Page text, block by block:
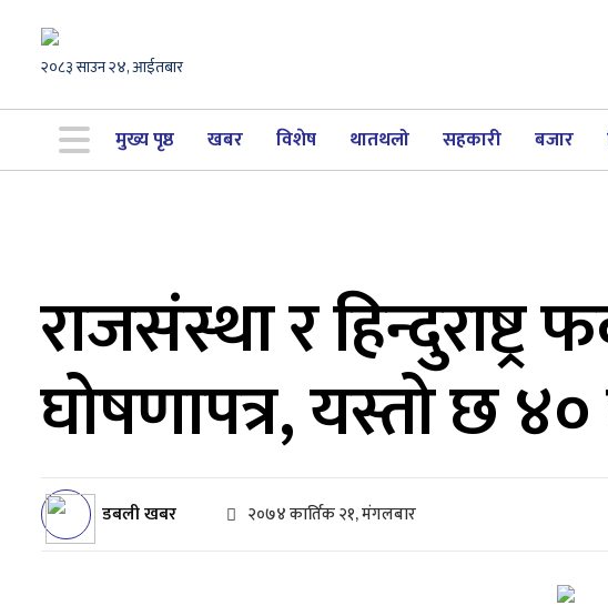
२०८३ साउन २४, आईतबार
मुख्य पृष्ठ खबर विशेष थातथलो सहकारी बजार
राजसंस्था र
घोषणापत्र, यस्तो छ
डबली खबर २०७४ कार्तिक २१, मंगलबार